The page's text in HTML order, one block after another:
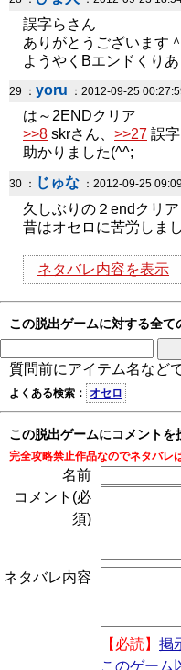
誤字らさん
ありがとうございます＾
ようやくBエンドくりあ
29 ： yoru ：2012-09-25
は～2ENDクリア
>>8 skrさん、 >>27 誤字
助かりました(^^;
30 ： じゅな ：2012-09-25
久しぶりの２endクリ
昔はオセロに苦労しま
ネタバレ内容を表示
この脱出ゲームに対する全て
質問前にアイテム名など
よくある検索： オセロ
この脱出ゲームにコメントを
完全攻略禁止作品なのでネタバレ
名前
コメント(必
須)
ネタバレ内容
【必読】 掲
このゲーム